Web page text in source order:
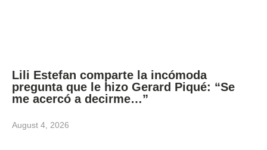
Lili Estefan comparte la incómoda
pregunta que le hizo Gerard Piqué: “Se
me acercó a decirme…”
August 4, 2026